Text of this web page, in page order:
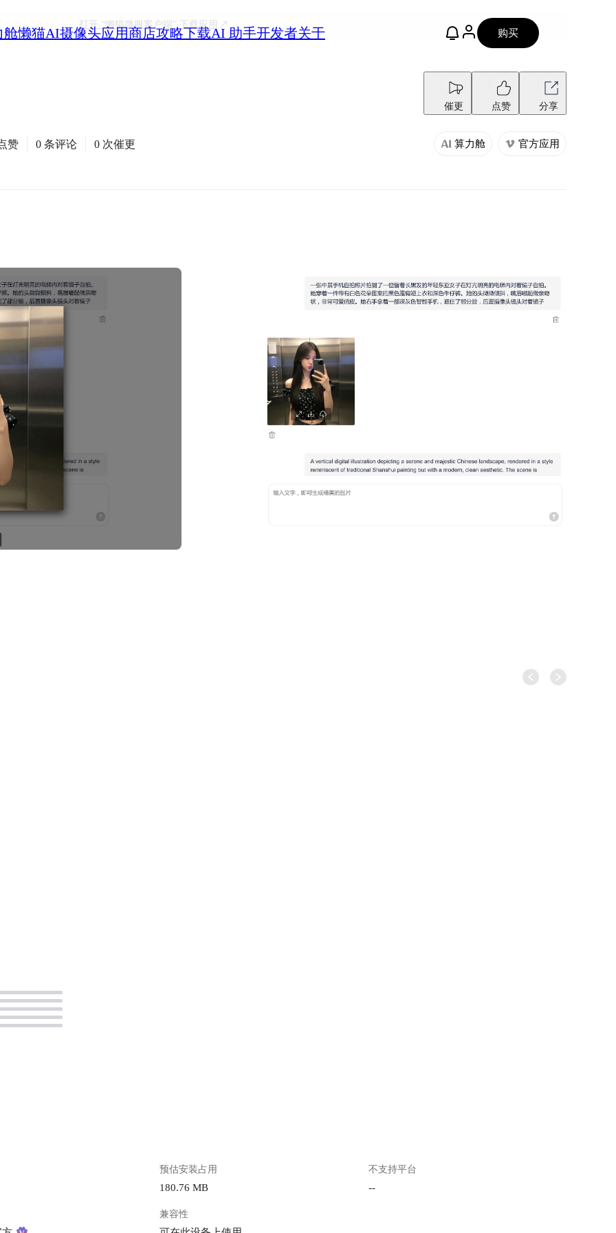
舱懒猫AI摄像头应用商店攻略下载AI 助手开发者关于 购买
打开 “懒猫微服客户端”下载应用
催更 点赞 分享
赞 0 条评论 0 次催更 算力舱 官方应用
预估安装占用
180.76 MB
不支持平台
--
兼容性